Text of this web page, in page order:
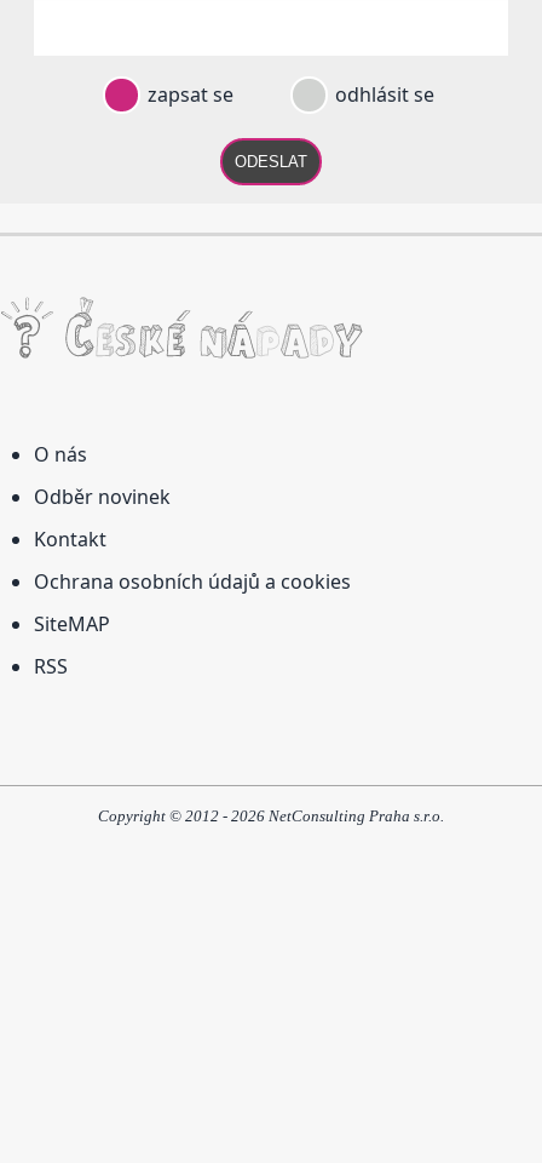
zapsat se odhlásit se
ODESLAT
O nás
Odběr novinek
Kontakt
Ochrana osobních údajů a cookies
SiteMAP
RSS
Copyright © 2012 - 2026 NetConsulting Praha s.r.o.